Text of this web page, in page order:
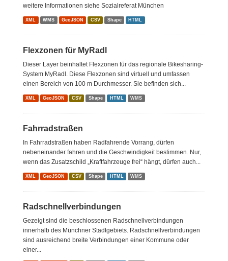
weitere Informationen siehe Sozialreferat München
XML WMS GeoJSON CSV Shape HTML
Flexzonen für MyRadl
Dieser Layer beinhaltet Flexzonen für das regionale Bikesharing-
System MyRadl. Diese Flexzonen sind virtuell und umfassen
einen Bereich von 100 m Durchmesser. Sie befinden sich...
XML GeoJSON CSV Shape HTML WMS
Fahrradstraßen
In Fahrradstraßen haben Radfahrende Vorrang, dürfen
nebeneinander fahren und die Geschwindigkeit bestimmen. Nur,
wenn das Zusatzschild „Kraftfahrzeuge frei“ hängt, dürfen auch...
XML GeoJSON CSV Shape HTML WMS
Radschnellverbindungen
Gezeigt sind die beschlossenen Radschnellverbindungen
innerhalb des Münchner Stadtgebiets. Radschnellverbindungen
sind ausreichend breite Verbindungen einer Kommune oder
einer...